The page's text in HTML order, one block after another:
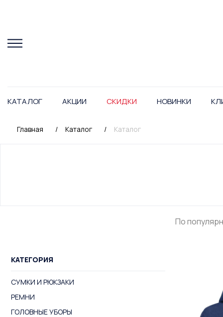
КАТАЛОГ АКЦИИ СКИДКИ НОВИНКИ
Главная / Каталог / Каталог
КАТЕГОРИЯ
СУМКИ И РЮКЗАКИ
РЕМНИ
ГОЛОВНЫЕ УБОРЫ
По